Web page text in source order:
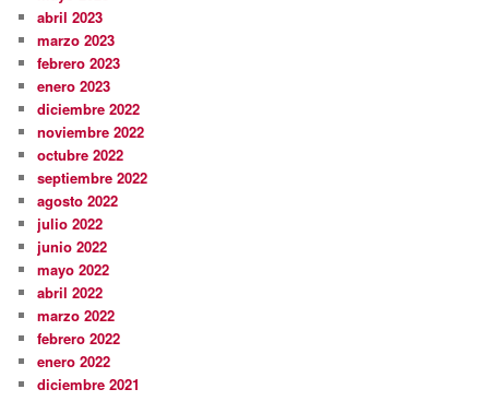
abril 2023
marzo 2023
febrero 2023
enero 2023
diciembre 2022
noviembre 2022
octubre 2022
septiembre 2022
agosto 2022
julio 2022
junio 2022
mayo 2022
abril 2022
marzo 2022
febrero 2022
enero 2022
diciembre 2021